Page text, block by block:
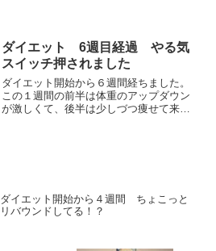
3/11）の体重...
ダイエット 6週目経過 やる気
スイッチ押されました
ダイエット開始から６週間経ちました。
この１週間の前半は体重のアップダウン
が激しくて、後半は少しづつ痩せて来
ダイエット開始から４週間 ちょこっと
リバウンドしてる！？